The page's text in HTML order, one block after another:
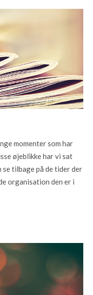
momenter som har
øjeblikke har vi sat
se tilbage på de tider der
organisation den er i